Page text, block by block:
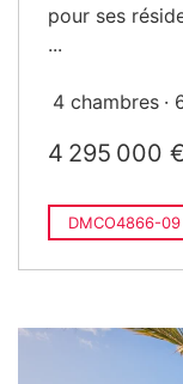
pour ses
...
4 chambres
4 295 000 €
DMCO4866-09